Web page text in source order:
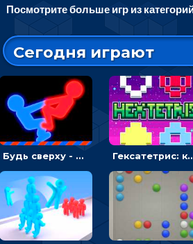
Посмотрите больше игр из
Сегодня играют
Будь сверху - борись с другом и выигрывай Гексатетрис: кидать блок, чтобы